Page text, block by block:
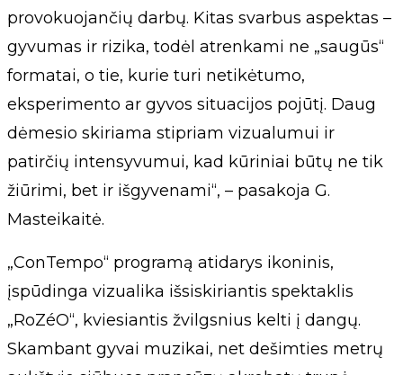
provokuojančių darbų. Kitas svarbus aspektas –
gyvumas ir rizika, todėl atrenkami ne „saugūs“
formatai, o tie, kurie turi netikėtumo,
eksperimento ar gyvos situacijos pojūtį. Daug
dėmesio skiriama stipriam vizualumui ir
patirčių intensyvumui, kad kūriniai būtų ne tik
žiūrimi, bet ir išgyvenami“, – pasakoja G.
Masteikaitė.
„ConTempo“ programą atidarys ikoninis,
įspūdinga vizualika išsiskiriantis spektaklis
„RoZéO“, kviesiantis žvilgsnius kelti į dangų.
Skambant gyvai muzikai, net dešimties metrų